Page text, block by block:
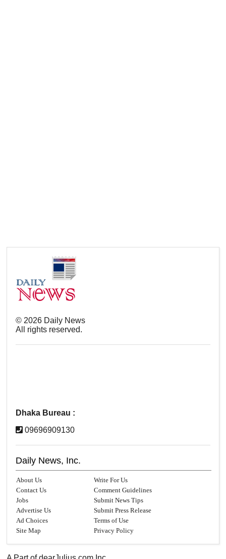
© 2026 Daily News
All rights reserved.
Dhaka Bureau :
09696909130
Daily News, Inc.
About Us
Write For Us
Contact Us
Comment Guidelines
Jobs
Submit News Tips
Advertise Us
Submit Press Release
Ad Choices
Terms of Use
Site Map
Privacy Policy